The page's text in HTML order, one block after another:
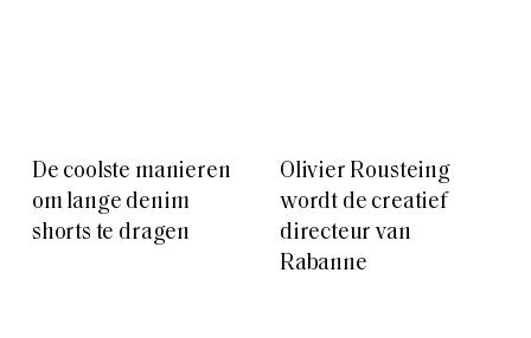
De coolste manieren
om lange denim
shorts te dragen
Olivier Rousteing
wordt de creatief
directeur van
Rabanne